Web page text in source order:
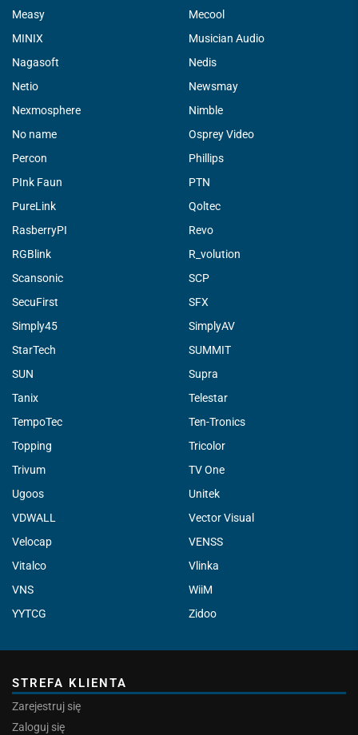
Measy
Mecool
MINIX
Musician Audio
Nagasoft
Nedis
Netio
Newsmay
Nexmosphere
Nimble
No name
Osprey Video
Percon
Phillips
PInk Faun
PTN
PureLink
Qoltec
RasberryPI
Revo
RGBlink
R_volution
Scansonic
SCP
SecuFirst
SFX
Simply45
SimplyAV
StarTech
SUMMIT
SUN
Supra
Tanix
Telestar
TempoTec
Ten-Tronics
Topping
Tricolor
Trivum
TV One
Ugoos
Unitek
VDWALL
Vector Visual
Velocap
VENSS
Vitalco
Vlinka
VNS
WiiM
YYTCG
Zidoo
STREFA KLIENTA
Zarejestruj się
Zaloguj się